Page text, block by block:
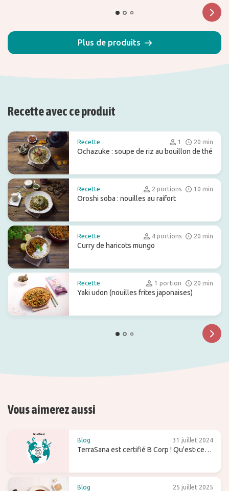
Plus de produits
Recette avec ce produit
Recette 1 20 min
Ochazuke : soupe de riz au bouillon de thé
Recette 2 portions 10 min
Oroshi soba : nouilles au raifort
Recette 4 portions 20 min
Curry de haricots mungo
Recette 1 portion 20 min
Yaki udon (nouilles frites japonaises)
Vous aimerez aussi
Blog 31 juillet 2024
TerraSana est certifié B Corp ! Qu'est-ce
Blog 25 juillet 2025